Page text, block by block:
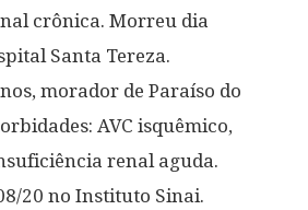
crônica. Morreu dia
Santa Tereza.
morador de Paraíso do
AVC isquêmico,
renal aguda.
20 no Instituto Sinai.